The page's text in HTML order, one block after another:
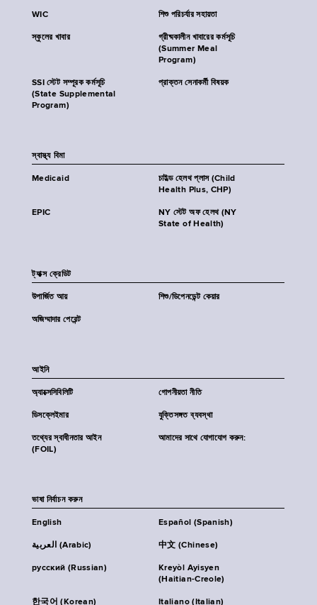
WIC শিশু পরিচর্যার সহায়তা
স্কুলের খাবার
গ্রীষ্মকালীন খাবারের কর্মসূচি
(Summer Meal
Program)
SSI স্টেট সম্পূরক কর্মসূচি
(State Supplemental
Program)
প্রাক্তন সেনাকর্মী বিষয়ক
স্বাস্থ্য বিমা
Medicaid
চাইল্ড হেলথ প্লাস (Child
Health Plus, CHP)
EPIC
NY স্টেট অফ হেলথ (NY
State of Health)
ট্যাক্স ক্রেডিট
উপার্জিত আয় শিশু/ডিপেনডেন্ট কেয়ার
অজিম্মাদার পেরেন্ট
আইনি
অ্যাক্সেসিবিলিটি গোপনীয়তা নীতি
ডিসক্লেইমার যুক্তিসঙ্গত ব্যবস্থা
তথ্যের স্বাধীনতার আইন
(FOIL)
আমাদের সাথে যোগাযোগ করুন:
ভাষা নির্বাচন করুন
English Español (Spanish)
العربية (Arabic) 中文 (Chinese)
русский (Russian)
Kreyòl Ayisyen
(Haitian-Creole)
한국어 (Korean) Italiano (Italian)